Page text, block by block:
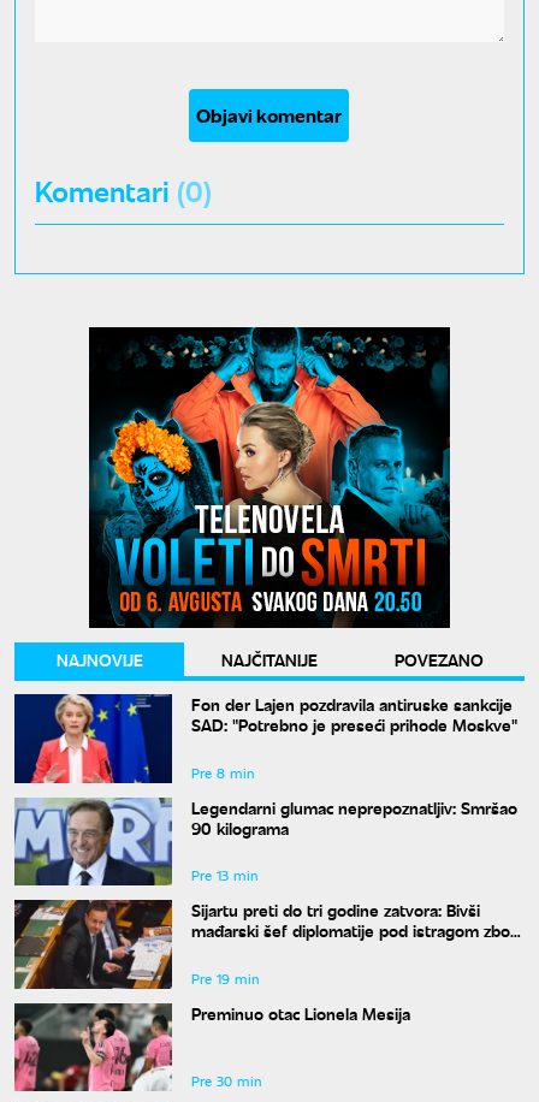
Objavi komentar
Komentari (0)
NAJNOVIJE NAJČITANIJE
POVEZANO
Fon der Lajen pozdravila antiruske sankcije
SAD: "Potrebno je preseći prihode Moskve"
Pre 8 min
Legendarni glumac neprepoznatljiv: Smršao
90 kilograma
Pre 13 min
Sijartu preti do tri godine zatvora: Bivši
mađarski šef diplomatije pod istragom zbog
Pre 19 min
Preminuo otac Lionela Mesija
Pre 30 min